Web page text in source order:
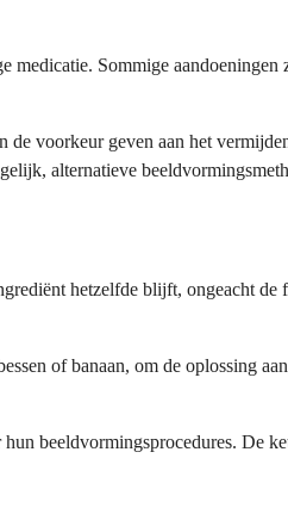
Sommige
voorkeur geven aan het
alternatieve
hetzelfde blijft, ongeacht
of banaan, om de oplossing
beeldvormingsprocedures. De